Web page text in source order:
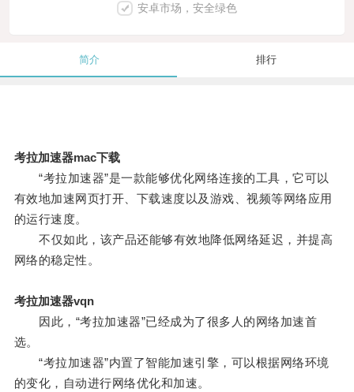
安卓市场，安全绿色
简介 排行
考拉加速器mac下载
“考拉加速器”是一款能够优化网络连接的工具，它可以
有效地加速网页打开、下载速度以及游戏、视频等网络应用
的运行速度。
不仅如此，该产品还能够有效地降低网络延迟，并提高
网络的稳定性。
考拉加速器vqn
因此，“考拉加速器”已经成为了很多人的网络加速首
选。
“考拉加速器”内置了智能加速引擎，可以根据网络环境
的变化，自动进行网络优化和加速。